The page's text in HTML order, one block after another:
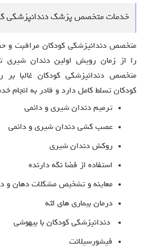
خدمات متخصص پزشک دندانپزشکی
متخصص دندانپزشکی کودکان مراقبت و
را از زمان رویش اولین دندان شیری
متخصص دندانپزشکی کودکان غالبا بر
کودکان تسلط کامل دارد و قادر به انجام
ترمیم دندان شیری و دائمی
عصب کشی دندان شیری و دائمی
روکش دندان شیری
استفاده از فضا نگه دارنده
معاینه و تشخیص مشکلات دهان و
درمان بیماری های لثه
دندانپزشکی کودکان با بیهوشی
فیشورسیلانت